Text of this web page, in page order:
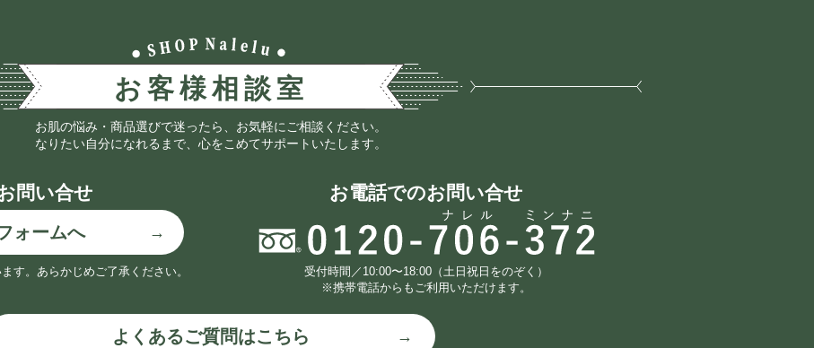
お肌の悩み・商品選びで迷ったら、お気軽にご相談ください。
なりたい自分になれるまで、心をこめてサポートいたします。
問い合せ
ォームへ
す。 あらかじめご了承ください。
お電話でのお問い合せ
受付時間／10:00〜18:00（土日祝日をのぞく）
※携帯電話からもご利用いただけます。
よくあるご質問はこちら